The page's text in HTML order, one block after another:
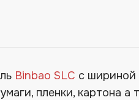
Binbao SLC c шириной
пленки, картона а